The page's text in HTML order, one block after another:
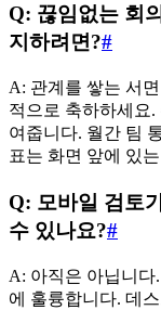
Q: 끊임없는 회
지하려면?#
A: 관계를 쌓는 서
적으로 축하하세요
여줍니다. 월간 팀
표는 화면 앞에 있
Q: 모바일 검토
수 있나요?#
A: 아직은 아닙니다
에 훌륭합니다. 데